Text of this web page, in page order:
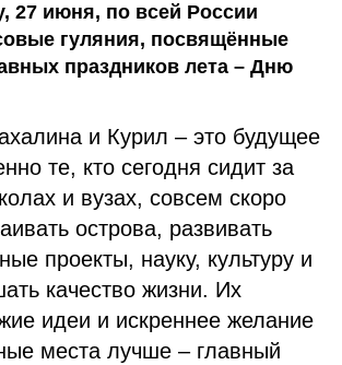
27 июня, по всей России
гуляния, посвящённые
праздников лета – Дню
и Курил – это будущее
те, кто сегодня сидит за
и вузах, совсем скоро
острова, развивать
проекты, науку, культуру и
качество жизни. Их
идеи и искреннее желание
места лучше – главный